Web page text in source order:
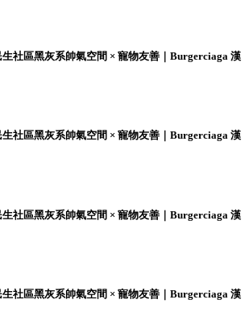
生社區黑灰系帥氣空間 × 寵物友善｜Burgerciaga 漢
生社區黑灰系帥氣空間 × 寵物友善｜Burgerciaga 漢
生社區黑灰系帥氣空間 × 寵物友善｜Burgerciaga 漢
生社區黑灰系帥氣空間 × 寵物友善｜Burgerciaga 漢